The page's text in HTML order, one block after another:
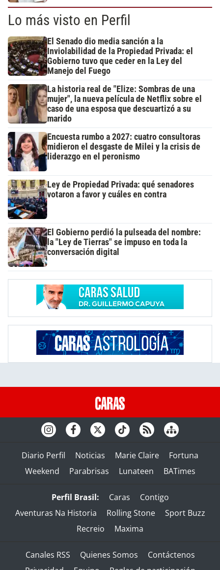
Lo más visto en Perfil
El Senado dio media sanción a la
Inviolabilidad de la Propiedad Privada: el
Gobierno tuvo que ceder en la Ley del
Manejo del Fuego
La historia real de "Elize: Sombras de una
mujer", la nueva película de Netflix sobre el
caso de una esposa que descuartizó a su
marido
Encuesta rumbo a 2027: cuatro consultoras
midieron el desgaste de Milei y la crisis de
liderazgo en el peronismo
Ley de Propiedad Privada: qué senadores
votaron a favor y cuáles en contra
El Gobierno perdió la pulseada del nombre:
la "Ley de Tierras" se impuso en toda la
conversación digital
Diario Perfil Noticias Marie Claire
Fortuna
Weekend
Parabrisas Lunateen BATimes
Perfil Brasil: Caras
Contigo
Aventuras Na Historia
Rolling Stone
Sport Buzz
Recreio
Maxima
Canales RSS Quienes Somos
Contáctenos